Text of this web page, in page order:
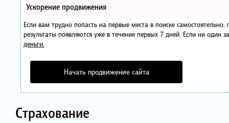
Ускорение продвижения
Если вам трудно попасть на первые места в поиске
результаты появляются уже в течение первых 7 дней. Если ни один
деньги.
Начать продвижение сайта
Страхование